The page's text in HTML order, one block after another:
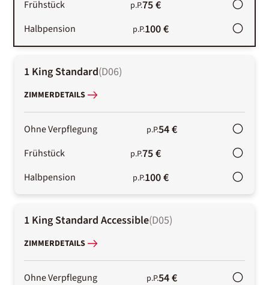
Frühstück p.P.75 €
Halbpension p.P.100 €
1 King Standard(D06)
ZIMMERDETAILS
Ohne Verpflegung p.P.54 €
Frühstück p.P.75 €
Halbpension p.P.100 €
1 King Standard Accessible(D05)
ZIMMERDETAILS
Ohne Verpflegung p.P.54 €